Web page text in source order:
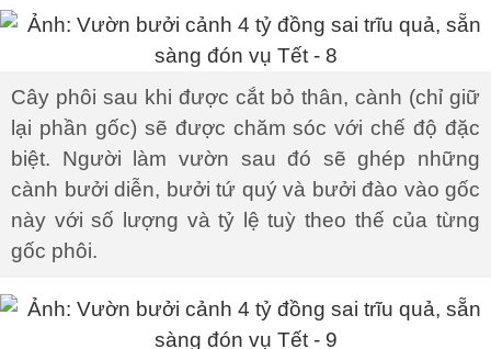
Cây phôi sau khi được cắt bỏ thân, cành (chỉ giữ
lại phần gốc) sẽ được chăm sóc với chế độ đặc
biệt. Người làm vườn sau đó sẽ ghép những
cành bưởi diễn, bưởi tứ quý và bưởi đào vào gốc
này với số lượng và tỷ lệ tuỳ theo thế của từng
gốc phôi.